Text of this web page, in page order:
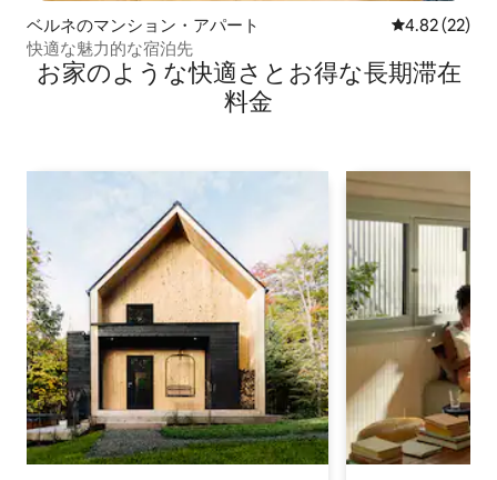
ベルネのマンション・アパート レビュー22
4.82 (22)
快適な魅力的な宿泊先
お家のような快⁠適⁠さ⁠とお⁠得⁠な長⁠期⁠滞⁠在
料⁠金